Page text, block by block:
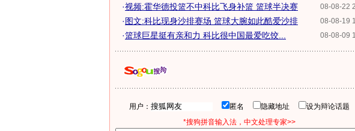
08-08-22
·视频:霍华德投篮不中科比飞身补篮 篮球半决赛
08-08-19
·图文:科比现身沙排赛场 篮球大腕如此酷爱沙排
08-08-09
·篮球巨星挺有亲和力 科比很中国最爱吃饺...
用户： 匿名 隐藏地址
设为辩论话题
*搜狗拼音输入法，中文处理专家>>